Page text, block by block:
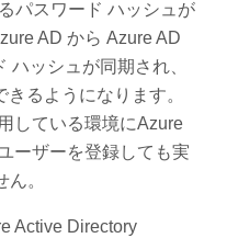
パスワード ハッシュが
AD から Azure AD
ハッシュが同期され、
るようになります。
している環境にAzure
ーザーを登録しても実
。
Active Directory